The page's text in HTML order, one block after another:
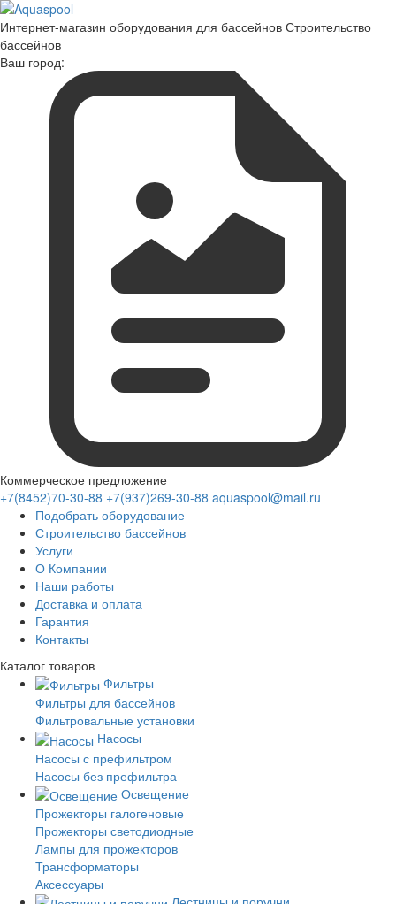
Интернет-магазин оборудования для бассейнов Строительство
бассейнов
Ваш город:
Коммерческое предложение
+7(8452)70-30-88 +7(937)269-30-88 aquaspool@mail.ru
Подобрать оборудование
Строительство бассейнов
Услуги
О Компании
Наши работы
Доставка и оплата
Гарантия
Контакты
Каталог товаров
Фильтры
Фильтры для бассейнов
Фильтровальные установки
Насосы
Насосы с префильтром
Насосы без префильтра
Освещение
Прожекторы галогеновые
Прожекторы светодиодные
Лампы для прожекторов
Трансформаторы
Аксессуары